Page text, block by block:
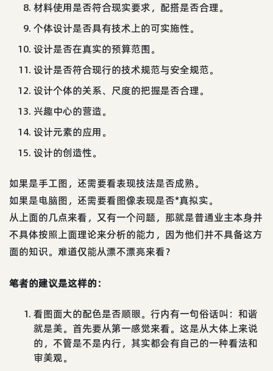
材料使用是否符合现实要求，配搭是否合理。
个体设计是否具有技术上的可实施性。
设计是否在真实的预算范围。
设计是否符合现行的技术规范与安全规范。
设计个体的关系、尺度的把握是否合理。
兴趣中心的营造。
设计元素的应用。
设计的创造性。
如果是手工图，还需要看表现技法是否成熟。
如果是电脑图，还需要看图像表现是否*真拟实。
从上面的几点来看，又有一个问题，那就是普通业主本身并
不具体按照上面理论来分析的能力，因为他们并不具备这方
面的知识。难道仅能从漂不漂亮来看？
笔者的建议是这样的：
看图面大的配色是否顺眼。行内有一句俗话叫：和谐
就是美。首先要从第一感觉来看。这是从大体上来说
的，不管是不是内行，其实都会有自己的一种看法和
审美观。